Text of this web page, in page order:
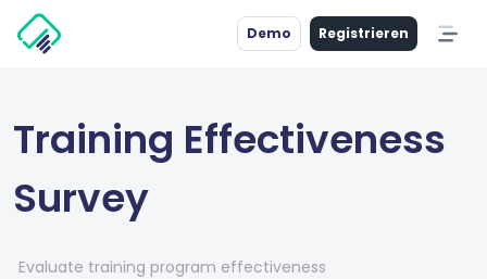
Demo Registrieren
Training Effectiveness
Survey
Evaluate training program effectiveness